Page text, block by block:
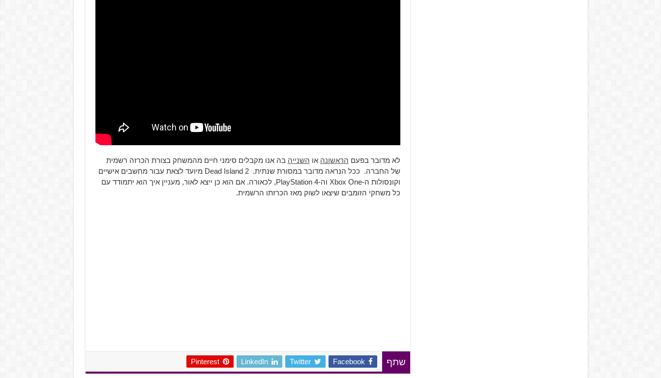
לא מדובר בפעם הראשונה או השנייה בה אנו מקבלים סימני חיים מהמשחק בצורת הכרזה רשמית
של החברה. ככל הנראה מדובר במסורת שנתית. Dead Island 2 מיועד לצאת עבור מחשבים אישיים
וקונסולות ה-Xbox One וה-PlayStation 4, לכאורה. אם הוא כן ייצא לאור, מעניין איך הוא יתמודד עם
כל משחקי הזומבים שיצאו לשוק מאז הכרזתו הרשמית.
שתף Facebook
Twitter
LinkedIn
Pinterest